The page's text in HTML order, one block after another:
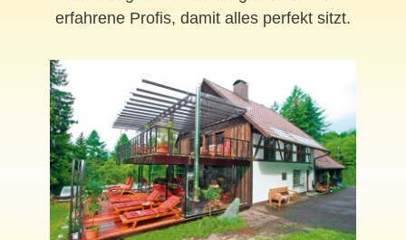
erfahrene Profis, damit alles perfekt sitzt.